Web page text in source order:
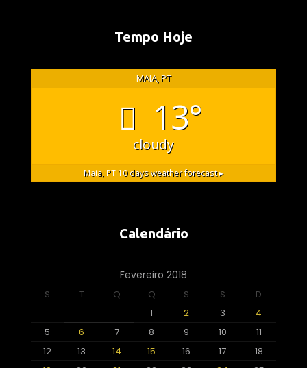
Tempo Hoje
MAIA, PT
13°
cloudy
Maia, PT10 days weather forecast ▸
Calendário
Fevereiro 2018
S T Q Q S S
D
1
2 3
4
5
6 7 8 9 10
11
12
13 14 15 16 17
18